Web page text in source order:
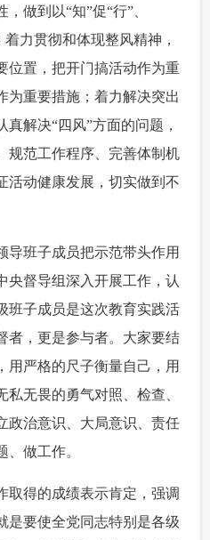
做到以“知”促“行”、
着力贯彻和体现整风精神，
位置，把开门搞活动作为重
为重要措施；着力解决突出
解决“四风”方面的问题，
规范工作程序、完善体制机
活动健康发展，切实做到不
班子成员把示范带头作用
央督导组深入开展工作，认
班子成员是这次教育实践活
者，更是参与者。大家要结
用严格的尺子衡量自己，用
无畏的勇气对照、检查、
政治意识、大局意识、责任
、做工作。
得的成绩表示肯定，强调
是要使全党同志特别是各级